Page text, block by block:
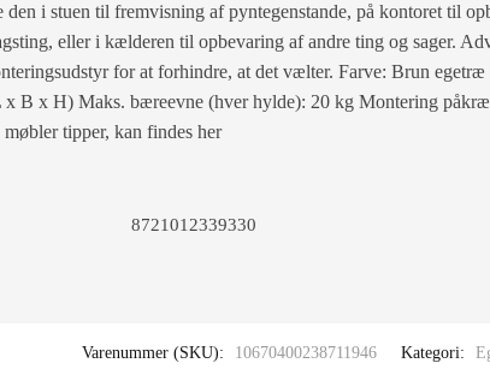
den i stuen til fremvisning af pyntegenstande, på kontoret til
eller i kælderen til opbevaring af andre ting og sager.
for at forhindre, at det vælter. Farve: Brun
B x H) Maks. bæreevne (hver hylde): 20 kg Montering
tipper, kan findes her
8721012339330
Varenummer (SKU): 10670400238711946 Kategori: